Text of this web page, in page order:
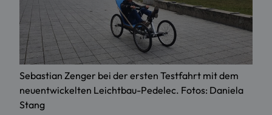
Sebastian Zenger bei der ersten Testfahrt mit dem
neuentwickelten Leichtbau-Pedelec. Fotos: Daniela
Stang